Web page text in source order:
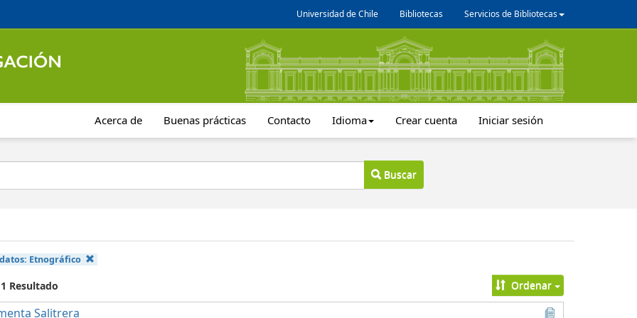
Universidad de Chile Bibliotecas Servicios de Bibliotecas
Acerca de Buenas prácticas Contacto Idioma Crear cuenta Iniciar sesión
Buscar
Etnográfico
Resultado Ordenar
Salitrera